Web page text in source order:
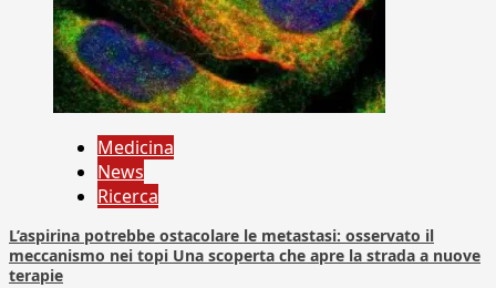
Medicina
News
Ricerca
L’aspirina potrebbe ostacolare le metastasi: osservato il
meccanismo nei topi Una scoperta che apre la strada a nuove
terapie